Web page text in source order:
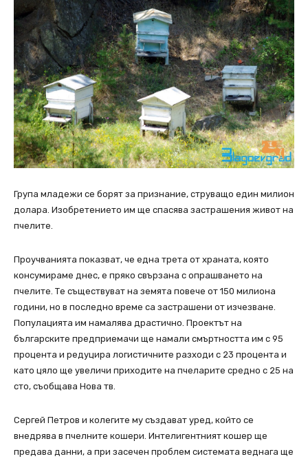
Група младежи се борят за признание, струващо един милион
долара. Изобретението им ще спасява застрашения живот на
пчелите.
Проучванията показват, че една трета от храната, която
консумираме днес, е пряко свързана с опрашването на
пчелите. Те съществуват на земята повече от 150 милиона
години, но в последно време са застрашени от изчезване.
Популацията им намалява драстично. Проектът на
българските предприемачи ще намали смъртността им с 95
процента и редуцира логистичните разходи с 23 процента и
като цяло ще увеличи приходите на пчеларите средно с 25 на
сто, съобщава Нова тв.
Сергей Петров и колегите му създават уред, който се
внедрява в пчелните кошери. Интелигентният кошер ще
предава данни, а при засечен проблем системата веднага ще